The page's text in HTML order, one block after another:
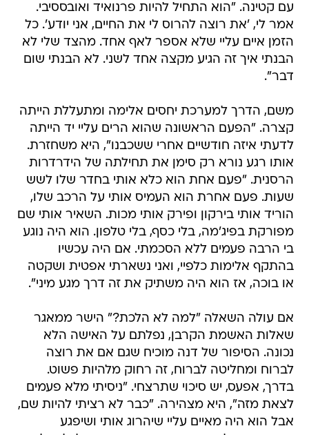
עם קטינה. "הוא התחיל להיות פרנואיד ואובססיבי.
אמר לי, 'את רוצה להרוס לי את החיים, אני יודע'. כל
הזמן איים עליי שלא אספר לאף אחד. מהצד שלי לא
הבנתי איך זה הגיע מקצה אחד לשני. לא הבנתי שום
דבר".
משם, הדרך למערכת יחסים אלימה ומתעללת הייתה
קצרה. "הפעם הראשונה שהוא הרים עליי יד הייתה
לדעתי איזה חודשיים אחרי ששכבנו", היא משחזרת.
אותו רגע נורא רק סימן את תחילתה של הידרדרות
הרסנית. "פעם אחת הוא כלא אותי בחדר שלו לשש
שעות. פעם אחרת הוא העמיס אותי על הרכב שלו,
הוריד אותי בירקון ופירק אותי מכות. השאיר אותי שם
מפורקת בפיג'מה, בלי כסף, בלי טלפון. הוא היה נוגע
בי הרבה פעמים ללא הסכמתי. אם היה עכשיו
בהתקף אלימות כלפיי, ואני נשארתי אפטית ושקטה
או בוכה, אז הוא היה משתיק את זה דרך מגע מיני".
אם עולה השאלה "למה לא הלכת?" הישר ממאגר
שאלות האשמת הקרבן, נפלתם על האישה הלא
נכונה. הסיפור של דנה מוכיח שגם אם את רוצה
לברוח ומחליטה לברוח, זה רחוק מלהיות פשוט.
בדרך, אפעס, יש סיכוי שתרצחי. "ניסיתי מלא פעמים
לצאת מזה", היא מצהירה. "כבר לא רציתי להיות שם,
אבל הוא היה מאיים עליי שיהרוג אותי ושיפגע